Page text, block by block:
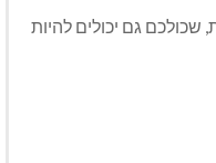
גם יכולים להיות